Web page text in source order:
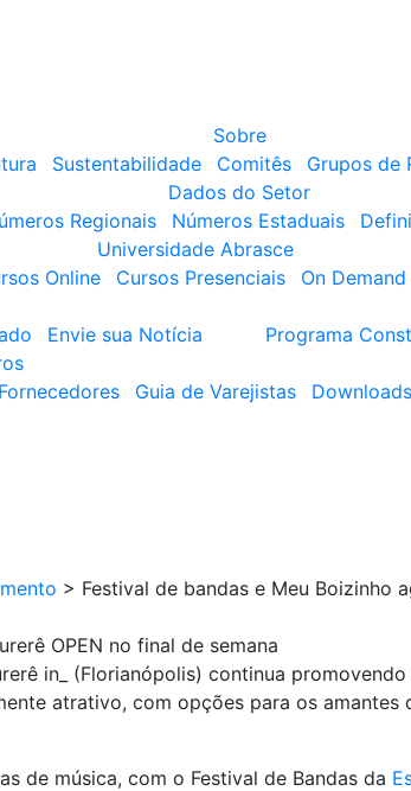
Sobre
Sustentabilidade Comitês Grupos de
Dados do Setor
Regionais Números Estaduais
Universidade Abrasce
Online Cursos Presenciais On Demand
Envie sua Notícia
Programa
Guia de Varejistas Downloads
> Festival de bandas e Meu Boizinho
OPEN no final de semana
in_ (Florianópolis) continua
atrativo, com opções para os
de música, com o Festival de Bandas da